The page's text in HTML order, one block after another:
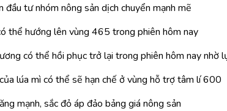
đầu tư nhóm nông sản dịch chuyển mạnh mẽ
thể hướng lên vùng 465 trong phiên hôm nay
có thể hồi phục trở lại trong phiên hôm nay nhờ
lúa mì có thể sẽ hạn chế ở vùng hỗ trợ tâm lí 600
mạnh, sắc đỏ áp đảo bảng giá nông sản